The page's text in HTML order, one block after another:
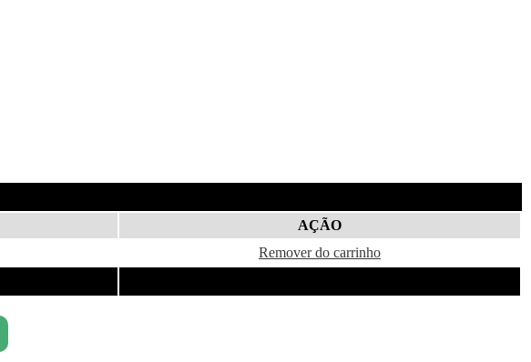
AÇÃO
Remover do carrinho